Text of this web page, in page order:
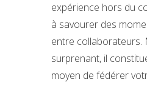
expérience hors du
à savourer des
entre collaborateurs.
surprenant, il
moyen de fédérer